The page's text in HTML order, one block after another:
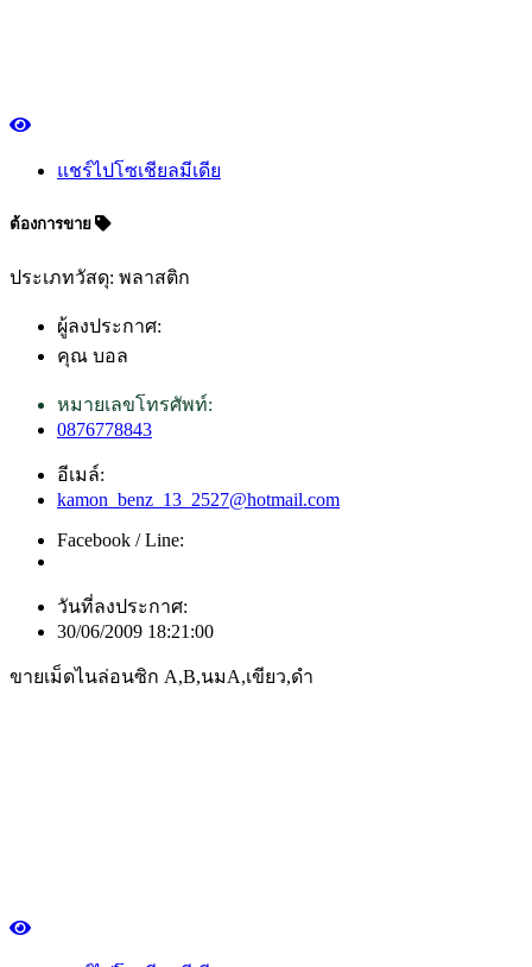
แชร์ไปโซเชียลมีเดีย
ต้องการขาย
ประเภทวัสดุ: พลาสติก
ผู้ลงประกาศ:
คุณ บอล
หมายเลขโทรศัพท์:
0876778843
อีเมล์:
kamon_benz_13_2527@hotmail.com
Facebook / Line:
วันที่ลงประกาศ:
30/06/2009 18:21:00
ขายเม็ดไนล่อนซิก A,B,นมA,เขียว,ดำ